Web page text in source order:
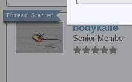
bodykalle
Senior Member